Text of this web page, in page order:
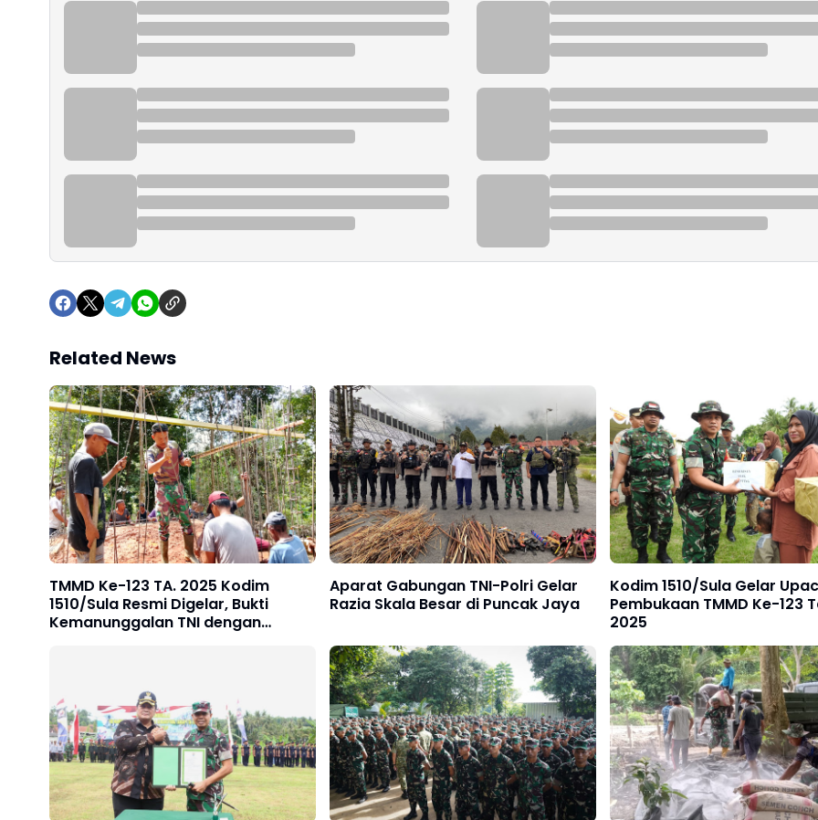
Related News
TMMD Ke-123 TA. 2025 Kodim
1510/Sula Resmi Digelar, Bukti
Kemanunggalan TNI dengan
Aparat Gabungan TNI-Polri Gelar
Razia Skala Besar di Puncak Jaya
Kodim 1510/Sula Gelar
Pembukaan TMMD Ke-123
2025